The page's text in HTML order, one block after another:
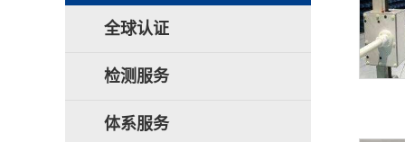
全球认证
检测服务
体系服务